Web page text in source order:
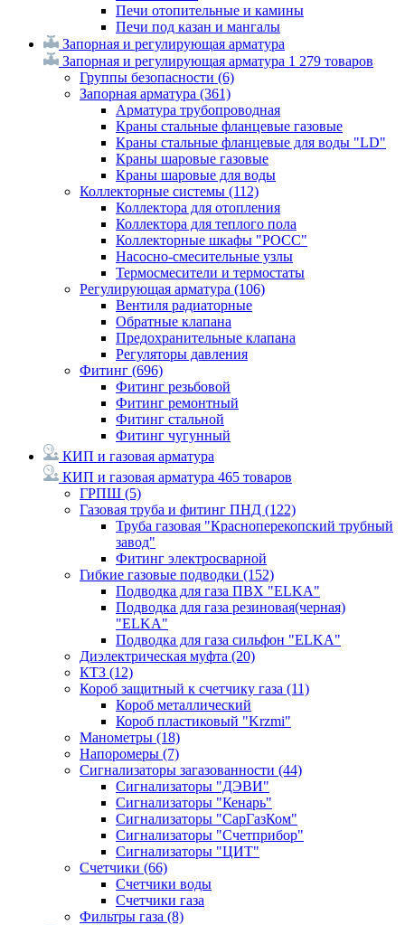
Печи отопительные и камины
Печи под казан и мангалы
Запорная и регулирующая арматура
Запорная и регулирующая арматура 1 279 товаров
Группы безопасности (6)
Запорная арматура (361)
Арматура трубопроводная
Краны стальные фланцевые газовые
Краны стальные фланцевые для воды "LD"
Краны шаровые газовые
Краны шаровые для воды
Коллекторные системы (112)
Коллектора для отопления
Коллектора для теплого пола
Коллекторные шкафы "РОСС"
Насосно-смесительные узлы
Термосмесители и термостаты
Регулирующая арматура (106)
Вентиля радиаторные
Обратные клапана
Предохранительные клапана
Регуляторы давления
Фитинг (696)
Фитинг резьбовой
Фитинг ремонтный
Фитинг стальной
Фитинг чугунный
КИП и газовая арматура
КИП и газовая арматура 465 товаров
ГРПШ (5)
Газовая труба и фитинг ПНД (122)
Труба газовая "Красноперекопский трубный
завод"
Фитинг электросварной
Гибкие газовые подводки (152)
Подводка для газа ПВХ "ELKA"
Подводка для газа резиновая(черная)
"ELKA"
Подводка для газа сильфон "ELKA"
Диэлектрическая муфта (20)
КТЗ (12)
Короб защитный к счетчику газа (11)
Короб металлический
Короб пластиковый "Krzmi"
Манометры (18)
Напоромеры (7)
Сигнализаторы загазованности (44)
Сигнализаторы "ДЭВИ"
Сигнализаторы "Кенарь"
Сигнализаторы "СарГазКом"
Сигнализаторы "Счетприбор"
Сигнализаторы "ЦИТ"
Счетчики (66)
Счетчики воды
Счетчики газа
Фильтры газа (8)